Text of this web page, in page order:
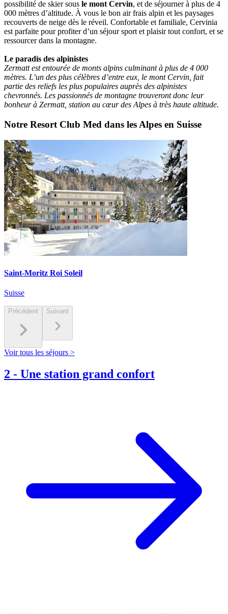
possibilité de skier sous le mont Cervin, et de séjourner à plus de 4
000 mètres d’altitude. À vous le bon air frais alpin et les paysages
recouverts de neige dès le réveil. Confortable et familiale, Cervinia
est parfaite pour profiter d’un séjour sport et plaisir tout confort, et se
ressourcer dans la montagne.
Le paradis des alpinistes
Zermatt est entourée de monts alpins culminant à plus de 4 000
mètres. L’un des plus célèbres d’entre eux, le mont Cervin, fait
partie des reliefs les plus populaires auprès des alpinistes
chevronnés. Les passionnés de montagne trouveront donc leur
bonheur à Zermatt, station au cœur des Alpes à très haute altitude.
Notre Resort Club Med dans les Alpes en Suisse
Saint-Moritz Roi Soleil
Suisse
Précédent Suivant
Voir tous les séjours >
2 - Une station grand confort